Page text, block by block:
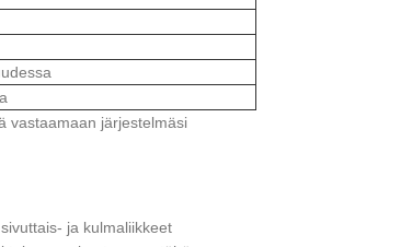
vastaamaan järjestelmäsi
ja kulmaliikkeet